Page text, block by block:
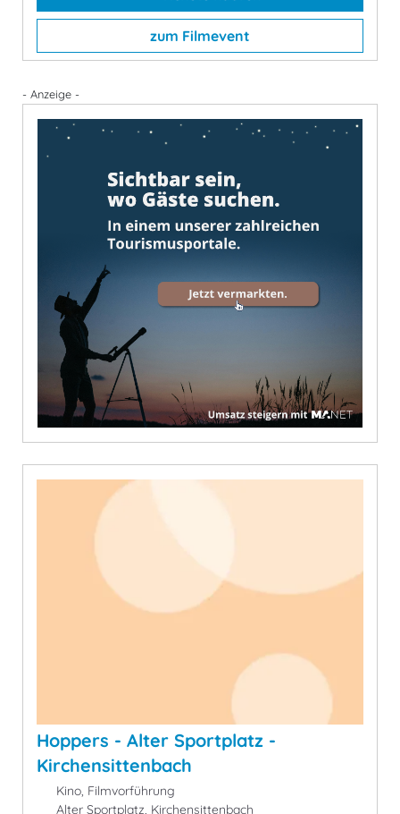
zum Filmevent
- Anzeige -
Hoppers - Alter Sportplatz -
Kirchensittenbach
Kino, Filmvorführung
Alter Sportplatz, Kirchensittenbach